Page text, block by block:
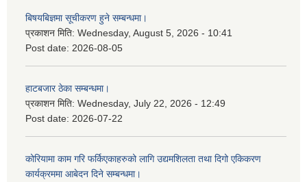
बिषयबिज्ञमा सूचीकरण हुने सम्बन्धमा।
प्रकाशन मिति: Wednesday, August 5, 2026 - 10:41
Post date: 2026-08-05
हाटबजार ठेका सम्बन्धमा।
प्रकाशन मिति: Wednesday, July 22, 2026 - 12:49
Post date: 2026-07-22
कोरियामा काम गरि फर्किएकाहरुको लागि उद्यमशिलता तथा दिगो एकिकरण
कार्यक्रममा आबेदन दिने सम्बन्धमा।